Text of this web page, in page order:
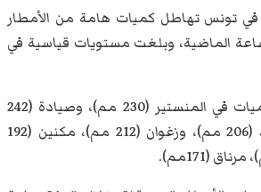
تونس تهاطل كميات هامة من الأمطار
الماضية، وبلغت مستويات قياسية في
وتمّ تسجيل أعلى الكميات في المنستير (230 مم)، وصيادة (242
مم)، وسيدي بوسعيد (206 مم)، وزغوان (212 مم)، مكنين (192